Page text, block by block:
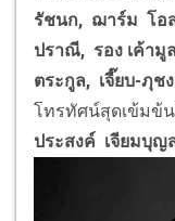
รัชนก, ฌาร์ม โอ
ปราณี, รอง เค้า
ตระกูล, เจี๊ยบ-ภุช
โทรทัศน์สุดเข้มข้
ประสงค์ เจียมบุญ